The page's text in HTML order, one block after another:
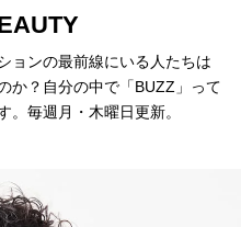
ョンの最前線にいる人たちは
か？自分の中で「BUZZ」って
。毎週月・木曜日更新。